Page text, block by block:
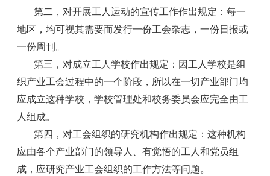
第二，对开展工人运动的宣传工作作出规定：每一
地区，均可视其需要而发行一份工会杂志，一份日报或
一份周刊。
第三，对成立工人学校作出规定：因工人学校是组
织产业工会过程中的一个阶段，所以在一切产业部门均
应成立这种学校，学校管理处和校务委员会应完全由工
人组成。
第四，对工会组织的研究机构作出规定：这种机构
应由各个产业部门的领导人、有觉悟的工人和党员组
成，应研究产业工会组织的工作方法等问题。